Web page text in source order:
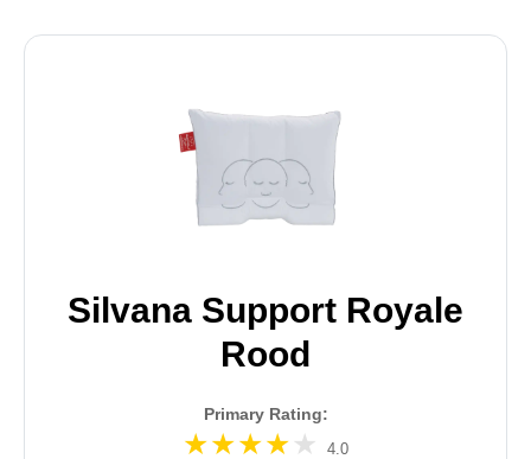
Silvana Support Royale
Rood
Primary Rating:
4.0